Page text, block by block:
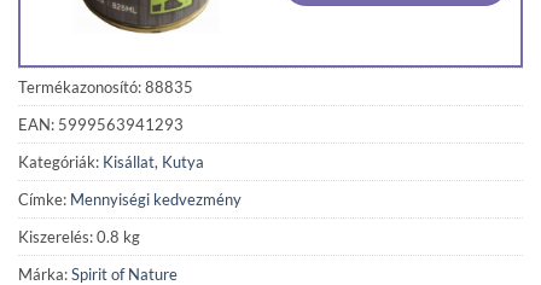
Termékazonosító: 88835
EAN: 5999563941293
Kategóriák: Kisállat, Kutya
Címke: Mennyiségi kedvezmény
Kiszerelés: 0.8 kg
Márka:Spirit of Nature